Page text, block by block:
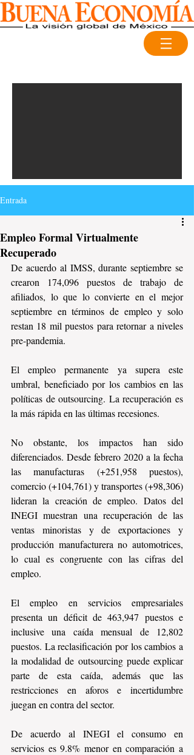
Entrada
Empleo Formal Virtualmente
Recuperado
De acuerdo al IMSS, durante septiembre se
crearon 174,096 puestos de trabajo de
afiliados, lo que lo convierte en el mejor
septiembre en términos de empleo y solo
restan 18 mil puestos para retornar a niveles
pre-pandemia.
El empleo permanente ya supera este
umbral, beneficiado por los cambios en las
políticas de outsourcing. La recuperación es
la más rápida en las últimas recesiones.
No obstante, los impactos han sido
diferenciados. Desde febrero 2020 a la fecha
las manufacturas (+251,958 puestos),
comercio (+104,761) y transportes (+98,306)
lideran la creación de empleo. Datos del
INEGI muestran una recuperación de las
ventas minoristas y de exportaciones y
producción manufacturera no automotrices,
lo cual es congruente con las cifras del
empleo.
El empleo en servicios empresariales
presenta un déficit de 463,947 puestos e
inclusive una caída mensual de 12,802
puestos. La reclasificación por los cambios a
la modalidad de outsourcing puede explicar
parte de esta caída, además que las
restricciones en aforos e incertidumbre
juegan en contra del sector.
De acuerdo al INEGI el consumo en
servicios es 9.8% menor en comparación a